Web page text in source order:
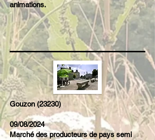
animations.
Gouzon (23230)
09/08/2024
Marché des producteurs de pays semi